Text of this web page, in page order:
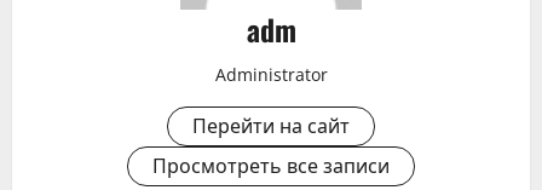
adm
Administrator
Перейти на сайт
Просмотреть все записи